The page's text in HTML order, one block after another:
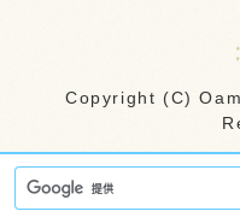
Copyright (C)